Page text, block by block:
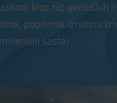
kroz niz geoloških
poprimila iznimnu
sastav.